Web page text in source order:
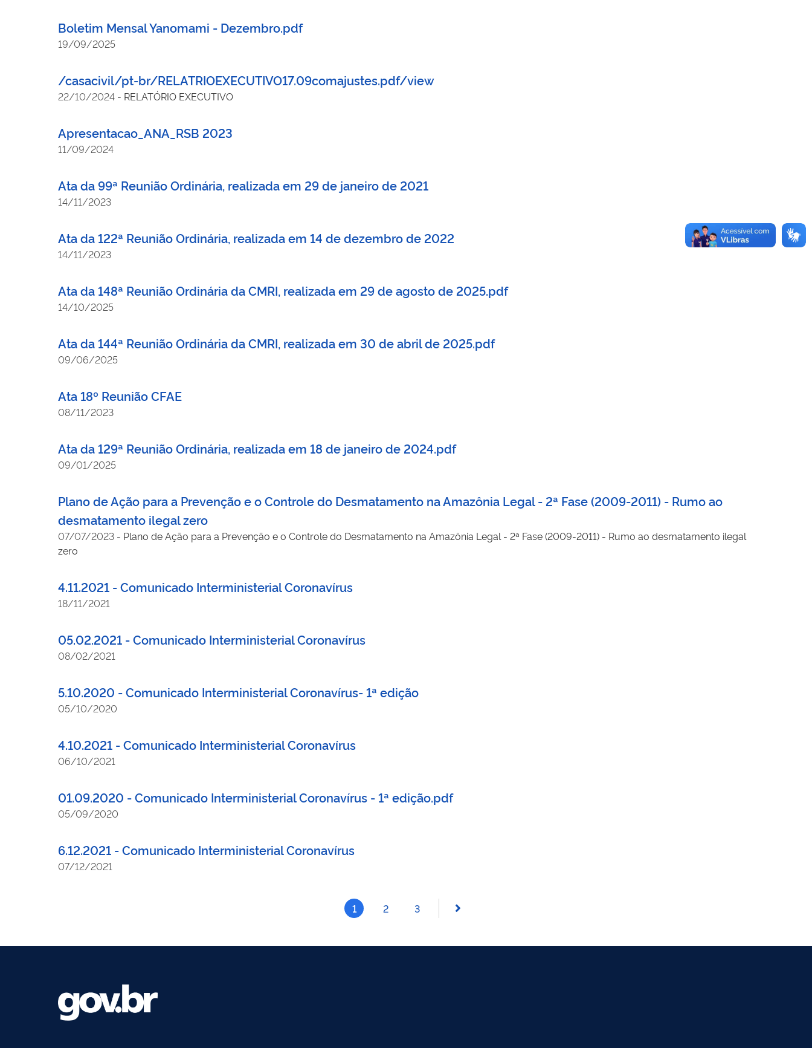
Boletim Mensal Yanomami - Dezembro.pdf
19/09/2025
/casacivil/pt-br/RELATRIOEXECUTIVO17.09comajustes.pdf/view
22/10/2024 - RELATÓRIO EXECUTIVO
Apresentacao_ANA_RSB 2023
11/09/2024
Ata da 99ª Reunião Ordinária, realizada em 29 de janeiro de 2021
14/11/2023
Ata da 122ª Reunião Ordinária, realizada em 14 de dezembro de 2022
14/11/2023
Ata da 148ª Reunião Ordinária da CMRI, realizada em 29 de agosto de 2025.pdf
14/10/2025
Ata da 144ª Reunião Ordinária da CMRI, realizada em 30 de abril de 2025.pdf
09/06/2025
Ata 18º Reunião CFAE
08/11/2023
Ata da 129ª Reunião Ordinária, realizada em 18 de janeiro de 2024.pdf
09/01/2025
Plano de Ação para a Prevenção e o Controle do Desmatamento na Amazônia Legal - 2ª Fase (2009-2011) - Rumo ao
desmatamento ilegal zero
07/07/2023 - Plano de Ação para a Prevenção e o Controle do Desmatamento na Amazônia Legal - 2ª Fase (2009-2011) - Rumo ao desmatamento ilegal
zero
4.11.2021 - Comunicado Interministerial Coronavírus
18/11/2021
05.02.2021 - Comunicado Interministerial Coronavírus
08/02/2021
5.10.2020 - Comunicado Interministerial Coronavírus- 1ª edição
05/10/2020
4.10.2021 - Comunicado Interministerial Coronavírus
06/10/2021
01.09.2020 - Comunicado Interministerial Coronavírus - 1ª edição.pdf
05/09/2020
6.12.2021 - Comunicado Interministerial Coronavírus
07/12/2021
1 2 3